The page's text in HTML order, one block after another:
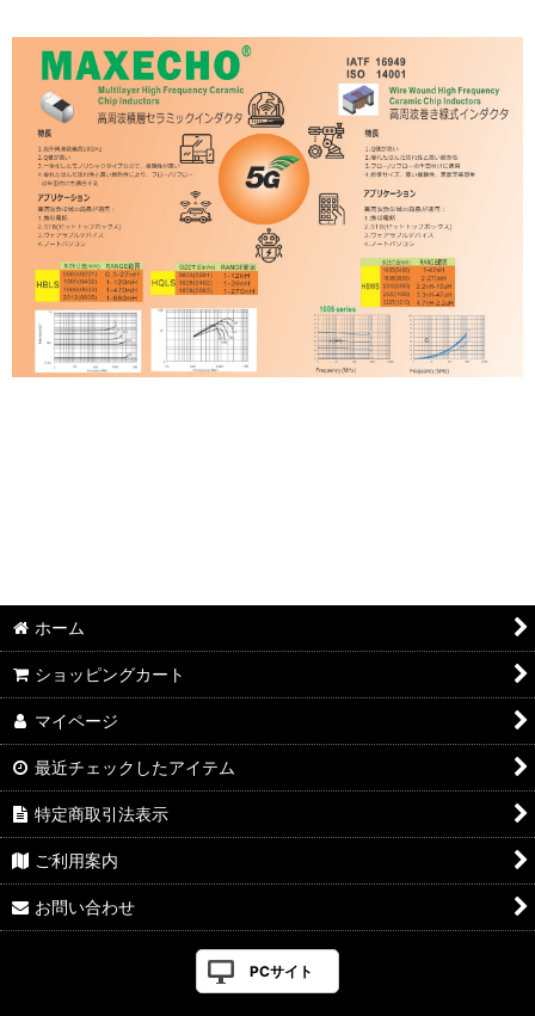
ホーム
ショッピングカート
マイページ
最近チェックしたアイテム
特定商取引法表示
ご利用案内
お問い合わせ
PCサイト